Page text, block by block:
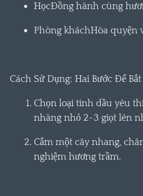
HọcĐồng hành cùng
Phòng kháchHòa quyện
Cách Sử Dụng: Hai Bước Để
Chọn loại tinh dầu yêu
nhàng nhỏ 2-3 giọt lên
Cắm một cây nhang,
nghiệm hương trầm.